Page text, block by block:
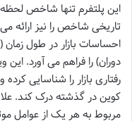
این پلتفرم تنها شاخص
تاریخی شاخص را نیز ارائه
احساسات بازار در طول زمان
دوران) را فراهم می آورد. این
رفتاری بازار را شناسایی
مربوط به هر یک از عوامل